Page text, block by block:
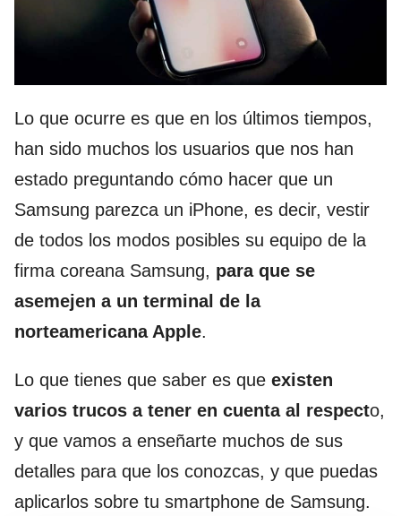
Lo que ocurre es que en los últimos tiempos,
han sido muchos los usuarios que nos han
estado preguntando cómo hacer que un
Samsung parezca un iPhone, es decir, vestir
de todos los modos posibles su equipo de la
firma coreana Samsung, para que se
asemejen a un terminal de la
norteamericana Apple.
Lo que tienes que saber es que existen
varios trucos a tener en cuenta al respecto,
y que vamos a enseñarte muchos de sus
detalles para que los conozcas, y que puedas
aplicarlos sobre tu smartphone de Samsung.